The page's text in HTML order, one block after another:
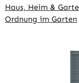
Haus, Heim &
Ordnung im Garten